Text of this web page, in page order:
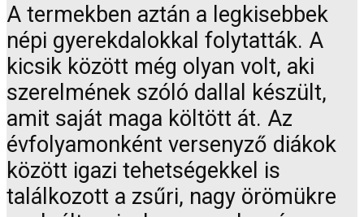
A termekben aztán a legkisebbek
népi gyerekdalokkal folytatták. A
kicsik között még olyan volt, aki
szerelmének szóló dallal készült,
amit saját maga költött át. Az
évfolyamonként versenyző diákok
között igazi tehetségekkel is
találkozott a zsűri, nagy örömükre